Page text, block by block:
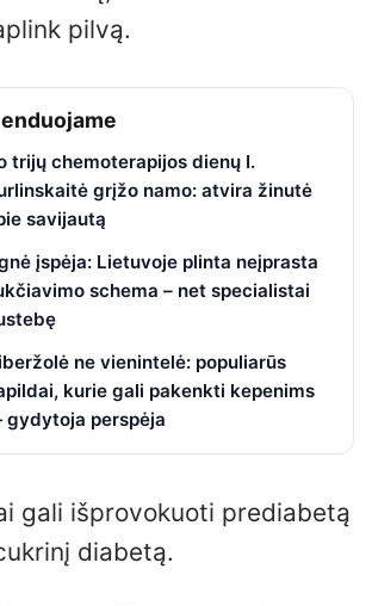
pilvą.
trijų chemoterapijos dienų I.
grįžo namo: atvira žinutė
savijautą
įspėja: Lietuvoje plinta neįprasta
schema – net specialistai
ne vienintelė: populiarūs
kurie gali pakenkti kepenims
perspėja
gali išprovokuoti prediabetą
diabetą.